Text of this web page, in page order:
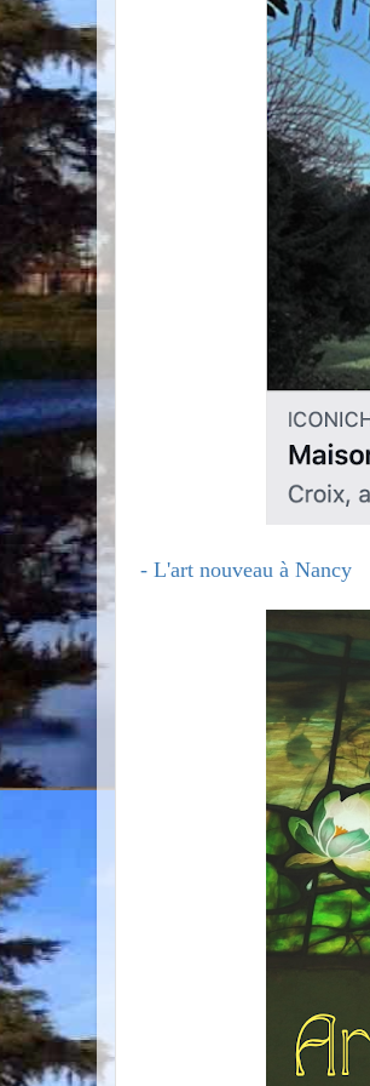
- L'art nouveau à Nancy